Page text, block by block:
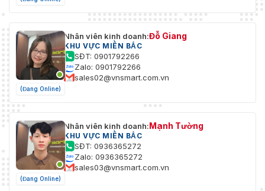
(Đang Online)
Nhân viên kinh doanh:Đỗ Giang
KHU VỰC MIỀN BẮC
SĐT: 0901792266
Zalo: 0901792266
sales02@vnsmart.com.vn
(Đang Online)
Nhân viên kinh doanh:Mạnh Tường
KHU VỰC MIỀN BẮC
SĐT: 0936365272
Zalo: 0936365272
sales03@vnsmart.com.vn